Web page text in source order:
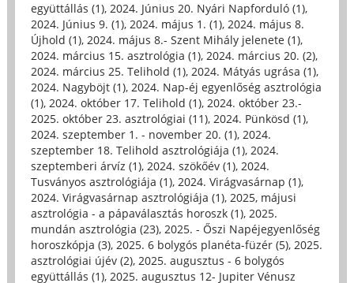
együttállás (1), 2024. Június 20. Nyári Napforduló (1),
2024. Június 9. (1), 2024. május 1. (1), 2024. május 8.
Újhold (1), 2024. május 8.- Szent Mihály jelenete (1),
2024. március 15. asztrológia (1), 2024. március 20. (2),
2024. március 25. Telihold (1), 2024. Mátyás ugrása (1),
2024. Nagyböjt (1), 2024. Nap-éj egyenlőség asztrológia
(1), 2024. október 17. Telihold (1), 2024. október 23.-
2025. október 23. asztrológiai (11), 2024. Pünkösd (1),
2024. szeptember 1. - november 20. (1), 2024.
szeptember 18. Telihold asztrológiája (1), 2024.
szeptemberi árvíz (1), 2024. szökőév (1), 2024.
Tusványos asztrológiája (1), 2024. Virágvasárnap (1),
2024. Virágvasárnap asztrológiája (1), 2025, májusi
asztrológia - a pápaválasztás horoszk (1), 2025.
mundán asztrológia (23), 2025. - Őszi Napéjegyenlőség
horoszkópja (3), 2025. 6 bolygós planéta-füzér (5), 2025.
asztrológiai újév (2), 2025. augusztus - 6 bolygós
együttállás (1), 2025. augusztus 12- Jupiter Vénusz